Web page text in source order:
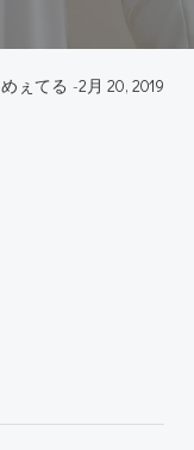
めぇてる -2月 20, 2019